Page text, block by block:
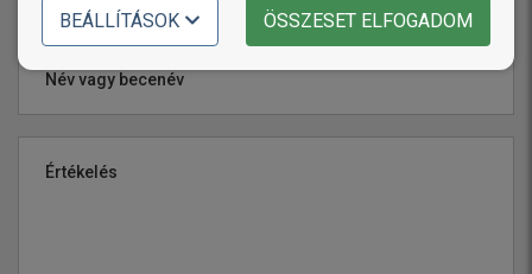
Név vagy becenév
Értékelés
BEÁLLÍTÁSOK ÖSSZESET ELFOGADOM